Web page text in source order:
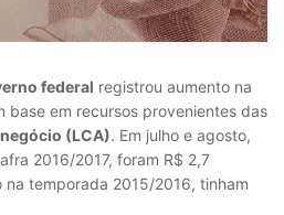
federal registrou aumento na
base em recursos provenientes das
(LCA). Em julho e agosto,
2016/2017, foram R$ 2,7
na temporada 2015/2016, tinham